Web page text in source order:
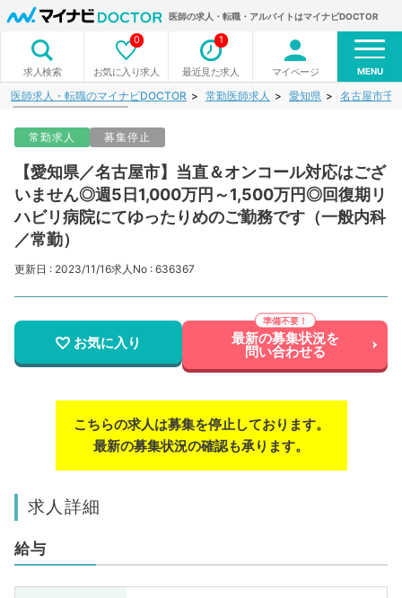
医師の求人・転職・アルバイトはマイナビDOCTOR
求人検索 お気に入り求人
0
最近見た求人
1
マイページ MENU
医師求人・転職のマイナビDOCTOR 常勤医師求人 愛知県 名古屋市千
常勤求人 募集停止
【愛知県／名古屋市】当直＆オンコール対応はござ
いません◎週5日1,000万円～1,500万円◎回復期リ
ハビリ病院にてゆったりめのご勤務です（一般内科
／常勤）
更新日 : 2023/11/16求人No : 636367
お気に入り 最新の募集状況を
問い合わせる
こちらの求人は募集を停止しております。
最新の募集状況の確認も承ります。
求人詳細
給与